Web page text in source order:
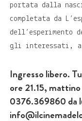
portata dalla
completata da
gli interessati, al
Ingresso libero.
ore 21.15,
0376.369860 da